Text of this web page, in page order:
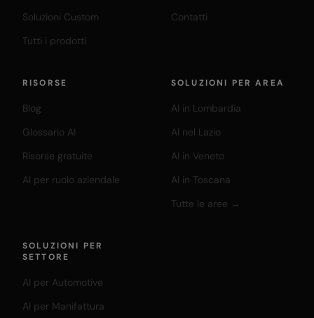
Soluzioni Custom
Tutti i prodotti
Contatti
RISORSE
Blog
Glossario AI
Risorse gratuite
AI per ruolo aziendale
SOLUZIONI PER AREA
AI in Lombardia
AI nel Lazio
AI in Veneto
AI in Toscana
Tutte le aree →
SOLUZIONI PER
SETTORE
AI per Automotive
AI per Manifattura